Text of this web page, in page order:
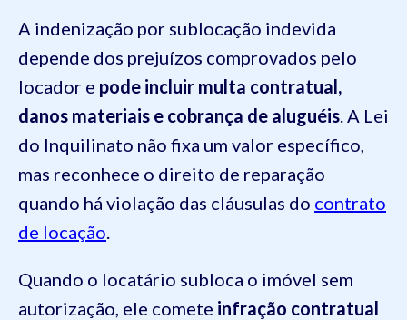
A indenização por sublocação indevida
depende dos prejuízos comprovados pelo
locador e pode incluir multa contratual,
danos materiais e cobrança de aluguéis . A Lei
do Inquilinato não fixa um valor específico,
mas reconhece o direito de reparação
quando há violação das cláusulas do contrato
de locação
Quando o locatário subloca o imóvel sem
autorização, ele comete infração contratual